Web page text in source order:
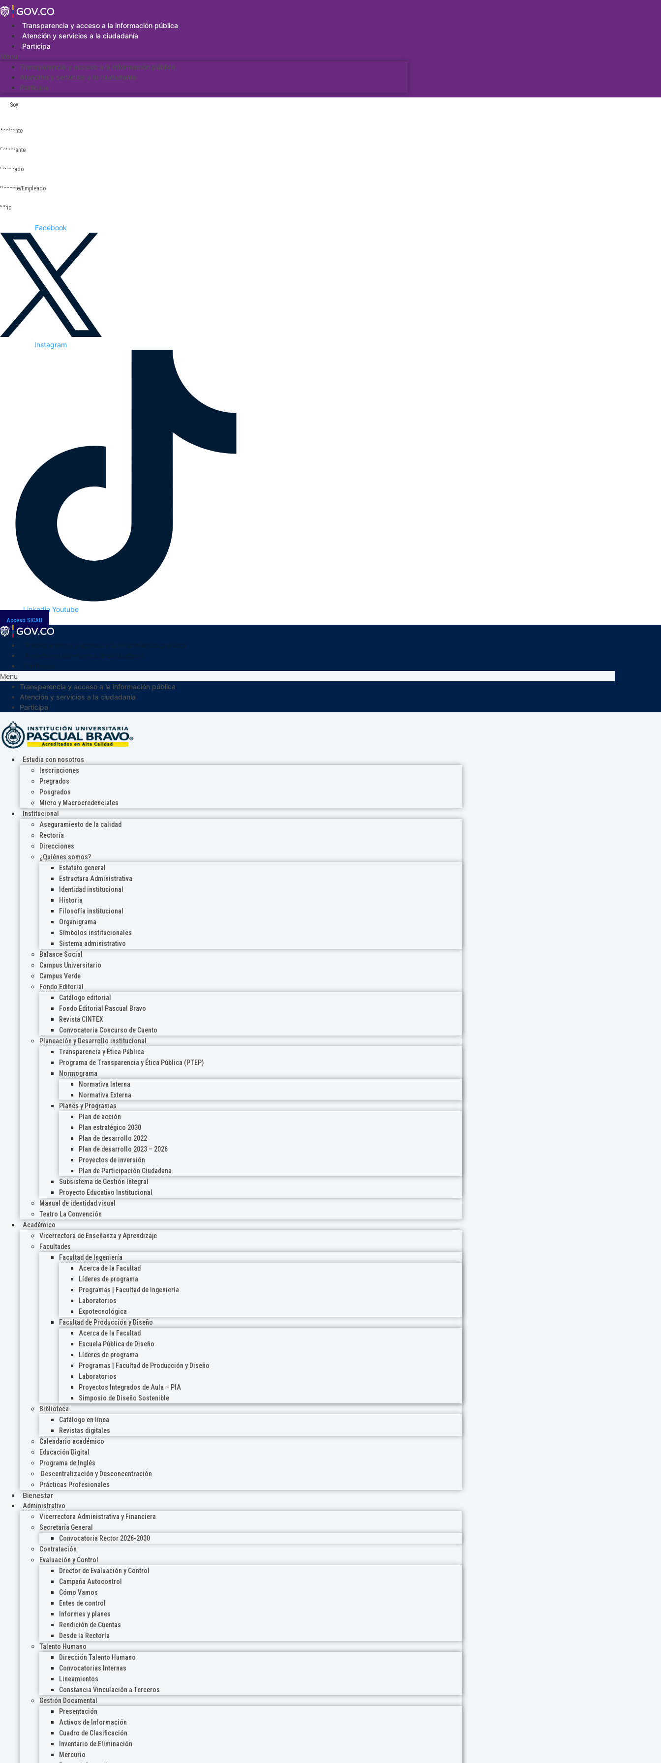
Saltar
al
contenidoTransparencia y acceso a la información pública
Atención y servicios a la ciudadanía
Participa
Menu
Transparencia y acceso a la información pública
Atención y servicios a la ciudadanía
Participa
Soy:
Aspirante
Estudiante
Egresado
Docente/Empleado
Niño
Facebook
Instagram
Linkedin Youtube
Acceso SICAU
Menu
Transparencia y acceso a la información pública
Atención y servicios a la ciudadanía
Participa
Estudia con nosotros
Inscripciones
Pregrados
Posgrados
Micro y Macrocredenciales
Institucional
Aseguramiento de la calidad
Rectoría
Direcciones
¿Quiénes somos?
Estatuto general
Estructura Administrativa
Identidad institucional
Historia
Filosofía institucional
Organigrama
Símbolos institucionales
Sistema administrativo
Balance Social
Campus Universitario
Campus Verde
Fondo Editorial
Catálogo editorial
Fondo Editorial Pascual Bravo
Revista CINTEX
Convocatoria Concurso de Cuento
Planeación y Desarrollo institucional
Transparencia y Ética Pública
Programa de Transparencia y Ética Pública (PTEP)
Normograma
Normativa Interna
Normativa Externa
Planes y Programas
Plan de acción
Plan estratégico 2030
Plan de desarrollo 2022
Plan de desarrollo 2023 – 2026
Proyectos de inversión
Plan de Participación Ciudadana
Subsistema de Gestión Integral
Proyecto Educativo Institucional
Manual de identidad visual
Teatro La Convención
Académico
Vicerrectora de Enseñanza y Aprendizaje
Facultades
Facultad de Ingeniería
Acerca de la Facultad
Líderes de programa
Programas | Facultad de Ingeniería
Laboratorios
Expotecnológica
Facultad de Producción y Diseño
Acerca de la Facultad
Escuela Pública de Diseño
Líderes de programa
Programas | Facultad de Producción y Diseño
Laboratorios
Proyectos Integrados de Aula – PIA
Simposio de Diseño Sostenible
Biblioteca
Catálogo en línea
Revistas digitales
Calendario académico
Educación Digital
Programa de Inglés
Descentralización y Desconcentración
Prácticas Profesionales
Bienestar
Administrativo
Vicerrectora Administrativa y Financiera
Secretaría General
Convocatoria Rector 2026-2030
Contratación
Evaluación y Control
Drector de Evaluación y Control
Campaña Autocontrol
Cómo Vamos
Entes de control
Informes y planes
Rendición de Cuentas
Desde la Rectoría
Talento Humano
Dirección Talento Humano
Convocatorias Internas
Lineamientos
Constancia Vinculación a Terceros
Gestión Documental
Presentación
Activos de Información
Cuadro de Clasificación
Inventario de Eliminación
Mercurio